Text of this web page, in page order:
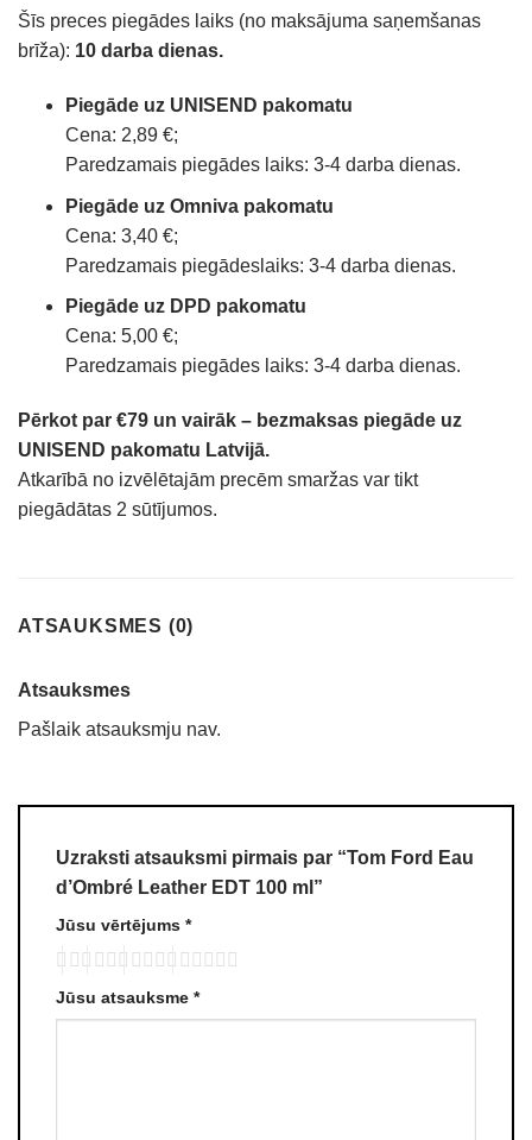
Šīs preces piegādes laiks (no maksājuma saņemšanas
brīža): 10 darba dienas.
Piegāde uz UNISEND pakomatu
Cena: 2,89 €;
Paredzamais piegādes laiks: 3-4 darba dienas.
Piegāde uz Omniva pakomatu
Cena: 3,40 €;
Paredzamais piegādeslaiks: 3-4 darba dienas.
Piegāde uz DPD pakomatu
Cena: 5,00 €;
Paredzamais piegādes laiks: 3-4 darba dienas.
Pērkot par €79 un vairāk – bezmaksas piegāde uz
UNISEND pakomatu Latvijā.
Atkarībā no izvēlētajām precēm smaržas var tikt
piegādātas 2 sūtījumos.
ATSAUKSMES (0)
Atsauksmes
Pašlaik atsauksmju nav.
Uzraksti atsauksmi pirmais par “Tom Ford Eau
d’Ombré Leather EDT 100 ml”
Jūsu vērtējums *
Jūsu atsauksme *